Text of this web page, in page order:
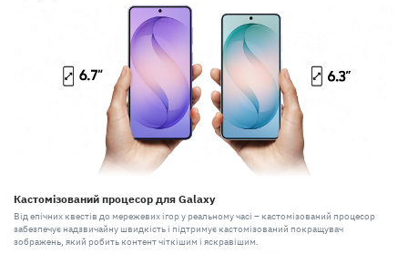
Кастомізований процесор для Galaxy
Від епічних квестів до мережевих ігор у реальному часі – кастомізований процесор
забезпечує надзвичайну швидкість і підтримує кастомізований покращувач
зображень, який робить контент чіткішим і яскравішим.